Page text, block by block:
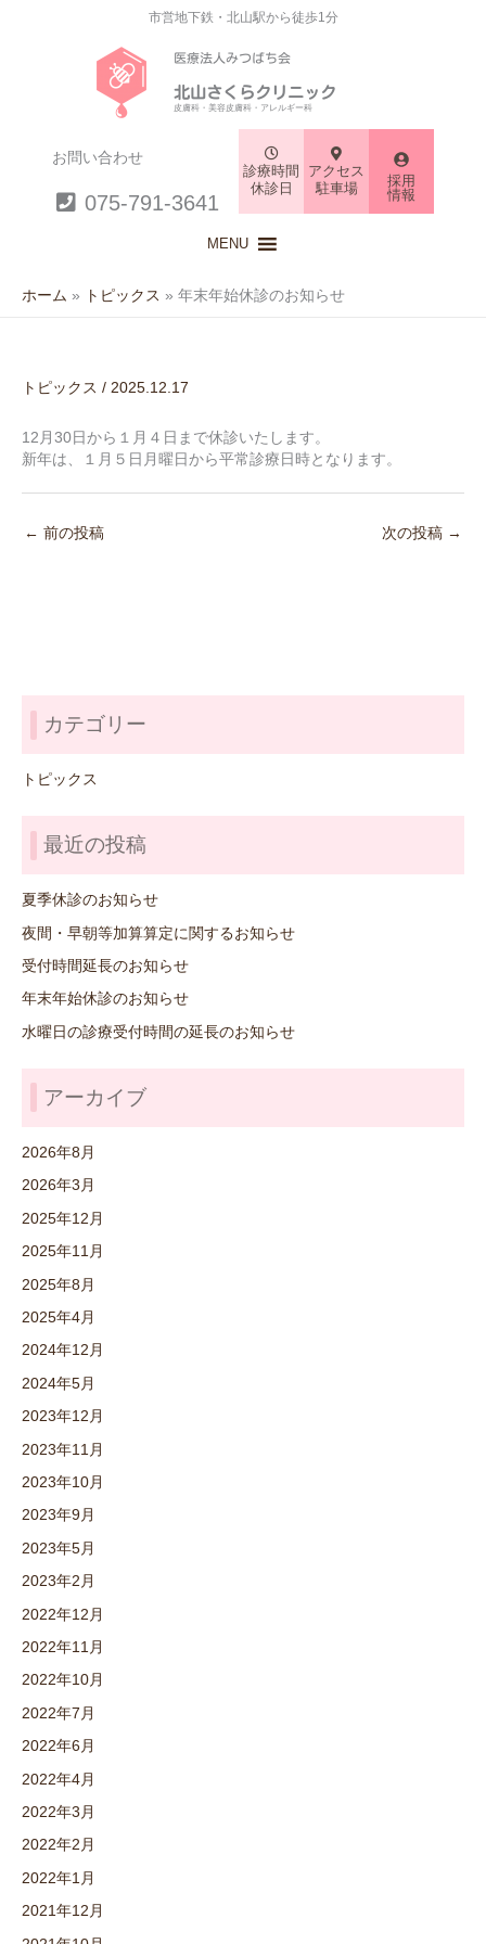
市営地下鉄・北山駅から徒歩1分
医療法人みつばち会
北山さくらクリニック
皮膚科・美容皮膚科・アレルギー科
お問い合わせ
075-791-3641
診療時間
休診日
アクセス
駐車場
採用
情報
MENU
ホーム トピックス 年末年始休診のお知らせ
トピックス / 2025.12.17
12月30日から１月４日まで休診いたします。
新年は、１月５日月曜日から平常診療日時となります。
← 前の投稿 次の投稿 →
カテゴリー
トピックス
最近の投稿
夏季休診のお知らせ
夜間・早朝等加算算定に関するお知らせ
受付時間延長のお知らせ
年末年始休診のお知らせ
水曜日の診療受付時間の延長のお知らせ
アーカイブ
2026年8月
2026年3月
2025年12月
2025年11月
2025年8月
2025年4月
2024年12月
2024年5月
2023年12月
2023年11月
2023年10月
2023年9月
2023年5月
2023年2月
2022年12月
2022年11月
2022年10月
2022年7月
2022年6月
2022年4月
2022年3月
2022年2月
2022年1月
2021年12月